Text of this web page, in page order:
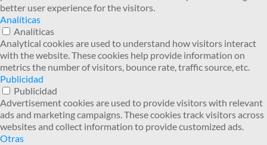
better user experience for the visitors.
Analíticas
Analíticas
Analytical cookies are used to understand how visitors interact
with the website. These cookies help provide information on
metrics the number of visitors, bounce rate, traffic source, etc.
Publicidad
Publicidad
Advertisement cookies are used to provide visitors with relevant
ads and marketing campaigns. These cookies track visitors across
websites and collect information to provide customized ads.
Otras